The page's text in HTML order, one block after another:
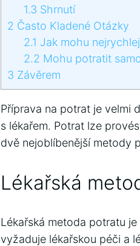
1.3 Shrnutí
2 Často Kladené Otázky
2.1 Jak mohu
2.2 Mohu potratit
3 Závěrem
Příprava na potrat je velmi
s lékařem. Potrat lze
dvě nejoblíbenější metody
Lékařská
Lékařská metoda potratu
vyžaduje lékařskou péči a